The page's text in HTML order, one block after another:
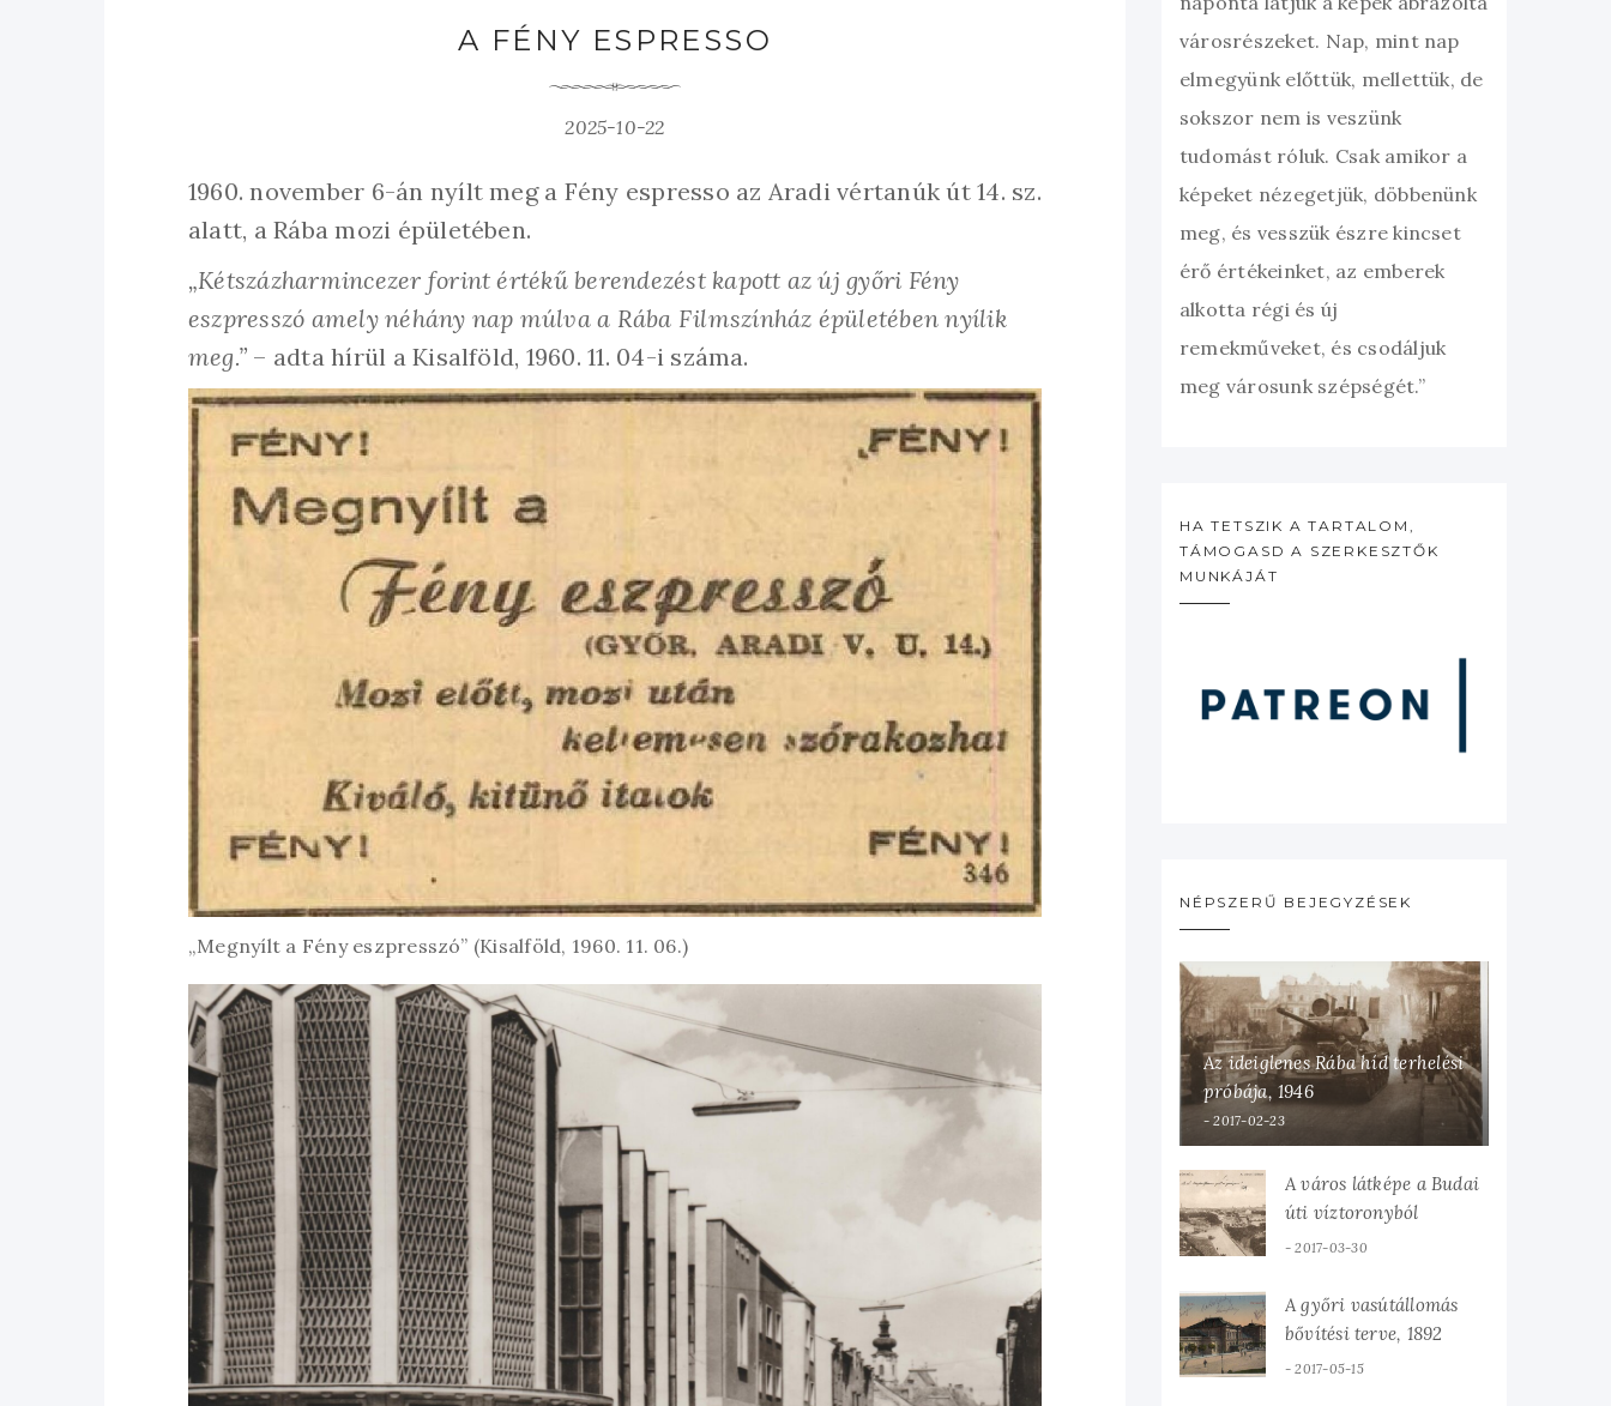
A FÉNY ESPRESSO
2025-10-22
1960. november 6-án nyílt meg a Fény espresso az Aradi vértanúk út 14. sz.
alatt, a Rába mozi épületében.
„Kétszázharmincezer forint értékű berendezést kapott az új győri Fény
eszpresszó amely néhány nap múlva a Rába Filmszínház épületében nyílik
meg.” – adta hírül a Kisalföld, 1960. 11. 04-i száma.
„Megnyílt a Fény eszpresszó” (Kisalföld, 1960. 11. 06.)
városrészeket. Nap, mint nap
elmegyünk előttük, mellettük, de
sokszor nem is veszünk
tudomást róluk. Csak amikor a
képeket nézegetjük, döbbenünk
meg, és vesszük észre kincset
érő értékeinket, az emberek
alkotta régi és új
remekműveket, és csodáljuk
meg városunk szépségét.”
HA TETSZIK A TARTALOM,
TÁMOGASD A SZERKESZTŐK
MUNKÁJÁT
NÉPSZERŰ BEJEGYZÉSEK
Az ideiglenes Rába híd terhelési
próbája, 1946
2017-02-23
A város látképe a Budai
úti víztoronyból
2017-03-30
A győri vasútállomás
bővítési terve, 1892
2017-05-15